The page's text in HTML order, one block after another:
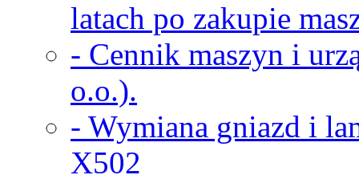
latach po zakupie
- Cennik maszyn i
o.o.).
- Wymiana gniazd i
X502